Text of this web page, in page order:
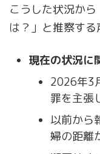
こうした状況か
は？」と推察する
現在の状況に
2026年3
罪を主張
以前から
婦の距離